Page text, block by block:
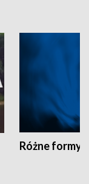
Różne formy